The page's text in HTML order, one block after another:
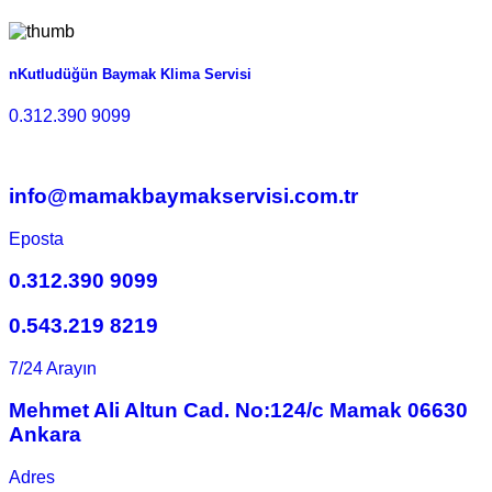
nKutludüğün Baymak Klima Servisi
0.312.390 9099
info@mamakbaymakservisi.com.tr
Eposta
0.312.390 9099
0.543.219 8219
7/24 Arayın
Mehmet Ali Altun Cad. No:124/c Mamak 06630
Ankara
Adres